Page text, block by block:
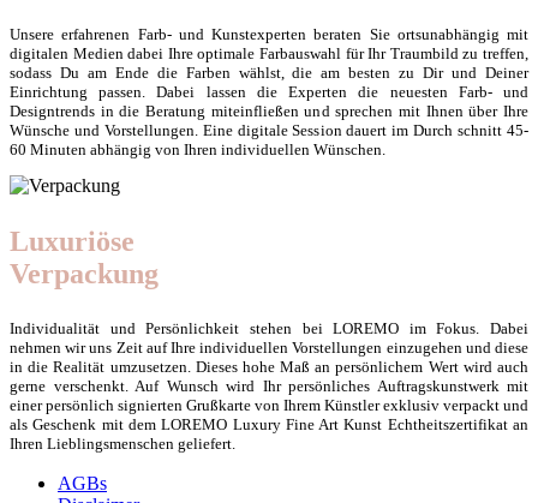
Unsere erfahrenen Farb- und Kunstexperten beraten Sie ortsunabhängig mit
digitalen Medien dabei Ihre optimale Farbauswahl für Ihr Traumbild zu treffen,
sodass Du am Ende die Farben wählst, die am besten zu Dir und Deiner
Einrichtung passen. Dabei lassen die Experten die neuesten Farb- und
Designtrends in die Beratung miteinfließen und sprechen mit Ihnen über Ihre
Wünsche und Vorstellungen. Eine digitale Session dauert im Durch schnitt 45-
60 Minuten abhängig von Ihren individuellen Wünschen.
Luxuriöse
Verpackung
Individualität und Persönlichkeit stehen bei LOREMO im Fokus. Dabei
nehmen wir uns Zeit auf Ihre individuellen Vorstellungen einzugehen und diese
in die Realität umzusetzen. Dieses hohe Maß an persönlichem Wert wird auch
gerne verschenkt. Auf Wunsch wird Ihr persönliches Auftragskunstwerk mit
einer persönlich signierten Grußkarte von Ihrem Künstler exklusiv verpackt und
als Geschenk mit dem LOREMO Luxury Fine Art Kunst Echtheitszertifikat an
Ihren Lieblingsmenschen geliefert.
AGBs